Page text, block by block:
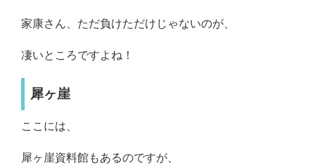
家康さん、ただ負けただけじゃないのが、
凄いところですよね！
犀ヶ崖
ここには、
犀ヶ崖資料館もあるのですが、